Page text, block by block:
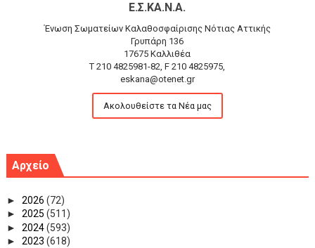
Ε.Σ.ΚΑ.Ν.Α.
Ένωση Σωματείων Καλαθοσφαίρισης Νότιας Αττικής
Γρυπάρη 136
17675 Καλλιθέα
T 210 4825981-82, F 210 4825975,
eskana@otenet.gr
Ακολουθείστε τα Νέα μας
Αρχείο
► 2026 (72)
► 2025 (511)
► 2024(593)
► 2023 (618)